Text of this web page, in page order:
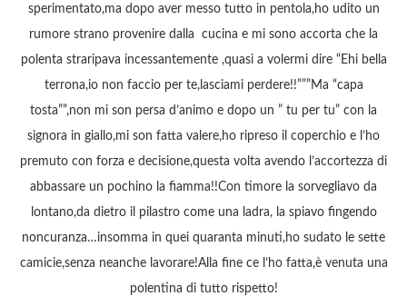
sperimentato,ma dopo aver messo tutto in pentola,ho udito un
rumore strano provenire dalla cucina e mi sono accorta che la
polenta straripava incessantemente ,quasi a volermi dire “Ehi bella
terrona,io non faccio per te,lasciami perdere!!”””Ma “capa
tosta””,non mi son persa d’animo e dopo un ” tu per tu” con la
signora in giallo,mi son fatta valere,ho ripreso il coperchio e l’ho
premuto con forza e decisione,questa volta avendo l’accortezza di
abbassare un pochino la fiamma!!Con timore la sorvegliavo da
lontano,da dietro il pilastro come una ladra, la spiavo fingendo
noncuranza…insomma in quei quaranta minuti,ho sudato le sette
camicie,senza neanche lavorare!Alla fine ce l’ho fatta,è venuta una
polentina di tutto rispetto!